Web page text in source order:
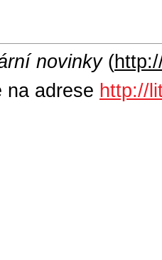
novinky(
na adrese http://